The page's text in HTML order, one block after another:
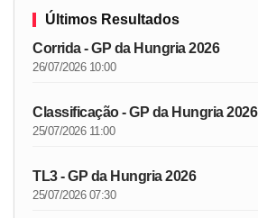
Últimos Resultados
Corrida - GP da Hungria 2026
26/07/2026 10:00
Classificação - GP da Hungria 2026
25/07/2026 11:00
TL3 - GP da Hungria 2026
25/07/2026 07:30